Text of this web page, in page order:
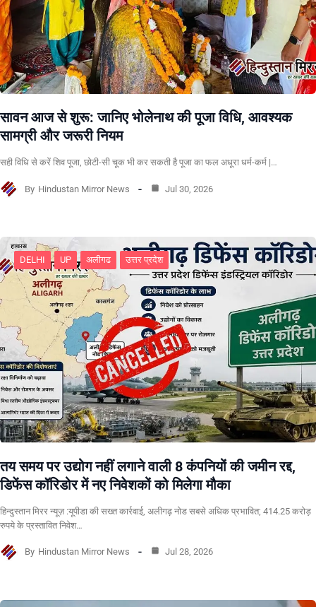
सावन आज से शुरू: जानिए भोलेनाथ की पूजा विधि, आवश्यक
सामग्री और जरूरी नियम
सही विधि से करें शिव पूजा, छोटी-सी चूक भी कर सकती है पूजा का फल अधूरा धर्म-कर्म |…
By Hindustan Mirror News Jul 30, 2026
DELHI UP अलीगढ उत्तर प्रदेश
तय समय पर उद्योग नहीं लगाने वाली 8 कंपनियों की जमीन रद्द,
डिफेंस कॉरिडोर में नए निवेशकों को मिलेगा मौका
हिन्दुस्तान मिरर न्यूज़ :यूपीडा की सख्त कार्रवाई, अलीगढ़ नोड सबसे अधिक प्रभावित; 414.25 करोड़
रुपये के प्रस्तावित निवेश…
By Hindustan Mirror News Jul 28, 2026